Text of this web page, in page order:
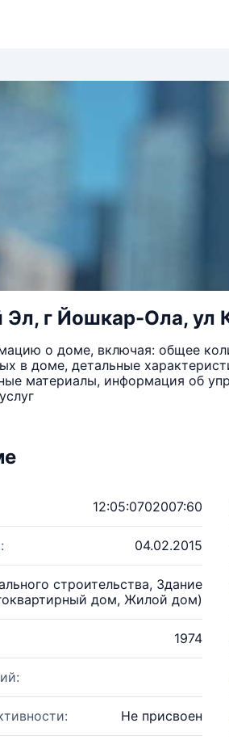
г Йошкар-Ола, ул
о доме, включая: общее
в доме, детальные
материалы, информация об
12:05:0702007:60
04.02.2015
строительства, Здание
дом, Жилой дом)
1974
Не присвоен